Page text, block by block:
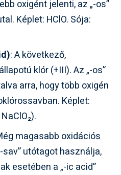
oxigént jelenti, az „-os”
Képlet: HClO. Sója:
: A következő,
klór (+III). Az „-os”
arra, hogy több oxigén
Képlet:
magasabb oxidációs
sav” utótagot használja,
esetében a „-ic acid”